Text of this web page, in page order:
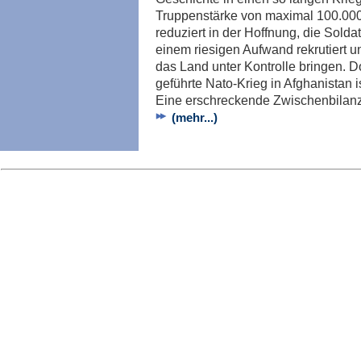
Truppenstärke von maximal
reduziert in der Hoffnung, die
einem riesigen Aufwand rekrutiert
das Land unter Kontrolle bringen.
geführte Nato-Krieg in Afghanistan
Eine erschreckende
(mehr...)